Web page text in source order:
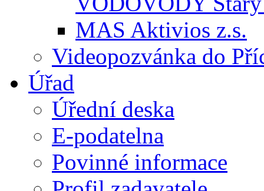
MAS Aktivios z.s.
Videopozvánka do
Úřad
Úřední deska
E-podatelna
Povinné informace